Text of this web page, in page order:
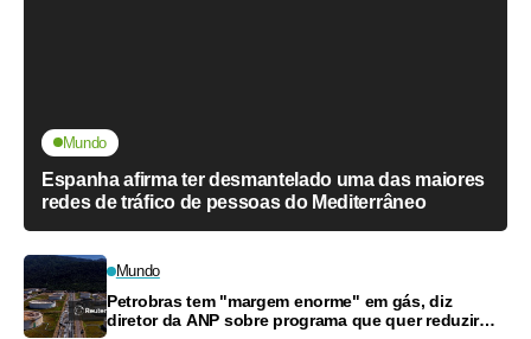
Mundo
Espanha afirma ter desmantelado uma das maiores
redes de tráfico de pessoas do Mediterrâneo
Mundo
Petrobras tem "margem enorme" em gás, diz
diretor da ANP sobre programa que quer reduzir